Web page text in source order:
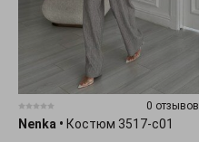
0 отзывов
Nenka • Костюм 3517-c01